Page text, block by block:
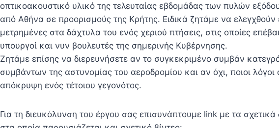
οπτικοακουστικό υλικό της τελευταίας εβδομάδας των πυλών εξόδου
από Αθήνα σε προορισμούς της Κρήτης. Ειδικά ζητάμε να ελεγχθούν
μετρημένες στα δάχτυλα του ενός χεριού πτήσεις, στις οποίες
υπουργοί και νυν βουλευτές της σημερινής Κυβέρνησης.
Ζητάμε επίσης να διερευνήσετε αν το συγκεκριμένο συμβάν
συμβάντων της αστυνομίας του αεροδρομίου και αν όχι, ποιοι
απόκρυψη ενός τέτοιου γεγονότος.
Για τη διευκόλυνση του έργου σας επισυνάπτουμε link με τα σχετικά